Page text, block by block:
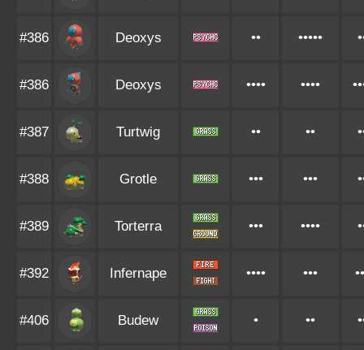
#386 Deoxys •• •••••
#386 Deoxys •••• ••••
#387 Turtwig •• ••
#388 Grotle ••• •••
#389 Torterra ••• ••••
#392 Infernape •••• •••
#406 Budew • ••